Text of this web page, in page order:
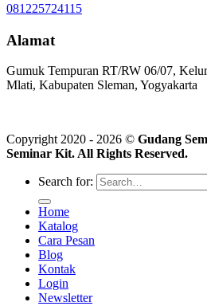
081225724115
Alamat
Gumuk Tempuran RT/RW 06/07,
Mlati, Kabupaten Sleman, Yogyakarta
Copyright 2020 - 2026 © Gudang
Seminar Kit. All Rights Reserved.
Search for:
Home
Katalog
Cara Pesan
Blog
Kontak
Login
Newsletter